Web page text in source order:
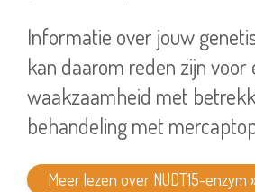
Informatie over jouw
kan daarom reden zijn voor
waakzaamheid met
behandeling met
Meer lezen over NUDT15-enzym